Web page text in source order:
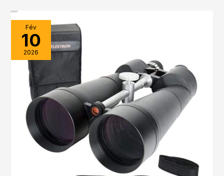
Fév
10
2026